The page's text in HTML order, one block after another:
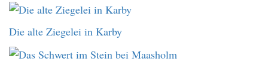
Die alte Ziegelei in Karby